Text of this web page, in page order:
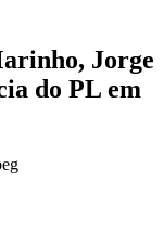
Jorge
do PL em